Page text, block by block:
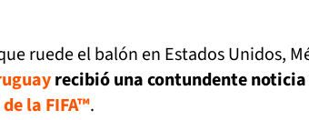
ruede el balón en Estados Unidos,
recibió una contundente noticia
la FIFA™.